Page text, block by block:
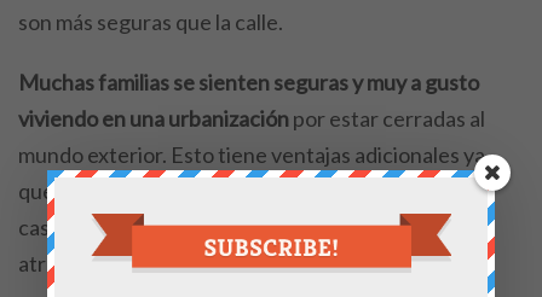
son más seguras que la calle.
Muchas familias se sienten seguras y muy a gusto
viviendo en una urbanizaciónpor estar cerradas al
mundo exterior. Esto tiene ventajas adicionales ya
que nos da la posibilidad de que los pequeños de la
casa puedan correr y jugar en la calle sin riesgo a
atropellos, robos y accidentes.